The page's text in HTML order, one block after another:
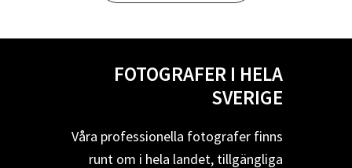
FOTOGRAFER I HELA
SVERIGE
Våra professionella fotografer finns
runt om i hela landet, tillgängliga